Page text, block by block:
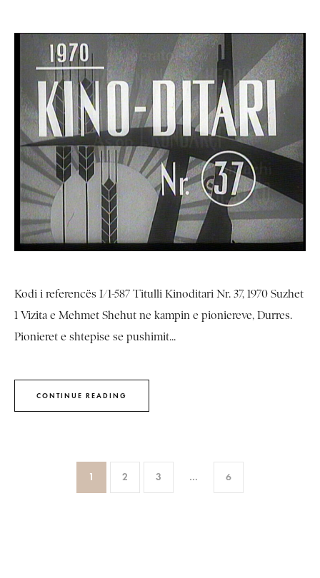
Kodi i referencës I/1-587 Titulli Kinoditari Nr. 37, 1970 Suzhet
1 Vizita e Mehmet Shehut ne kampin e pioniereve, Durres.
Pionieret e shtepise se pushimit...
CONTINUE READING
1 2 3 … 6